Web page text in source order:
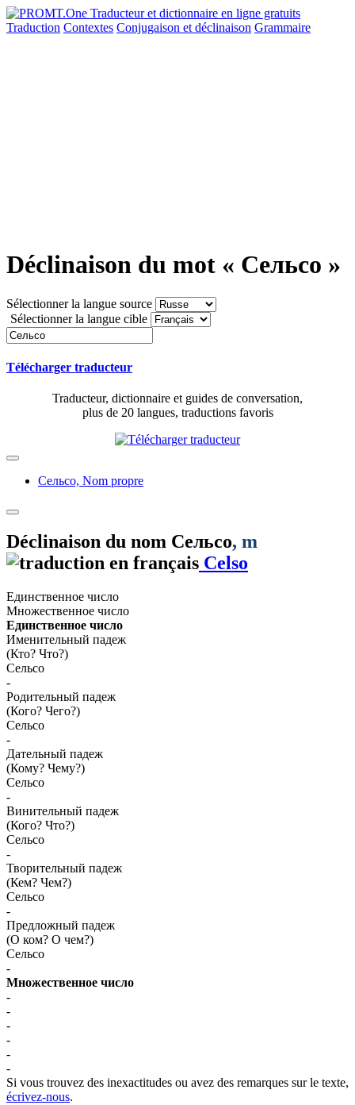
Traduction Contextes Conjugaison et déclinaison Grammaire
Déclinaison du mot « Сельсо »
Sélectionner la langue source
Sélectionner la langue cible
Télécharger traducteur
Traducteur, dictionnaire et guides de conversation,
plus de 20 langues, traductions favoris
Сельсо, Nom propre
Déclinaison du nom Сельсо, m
Celso
Единственное число
Множественное число
Единственное число
Именительный падеж
(Кто? Что?)
Сельсо
-
Родительный падеж
(Кого? Чего?)
Сельсо
-
Дательный падеж
(Кому? Чему?)
Сельсо
-
Винительный падеж
(Кого? Что?)
Сельсо
-
Творительный падеж
(Кем? Чем?)
Сельсо
-
Предложный падеж
(О ком? О чем?)
Сельсо
-
Множественное число
-
-
-
-
-
-
Si vous trouvez des inexactitudes ou avez des remarques sur le texte,
écrivez-nous.